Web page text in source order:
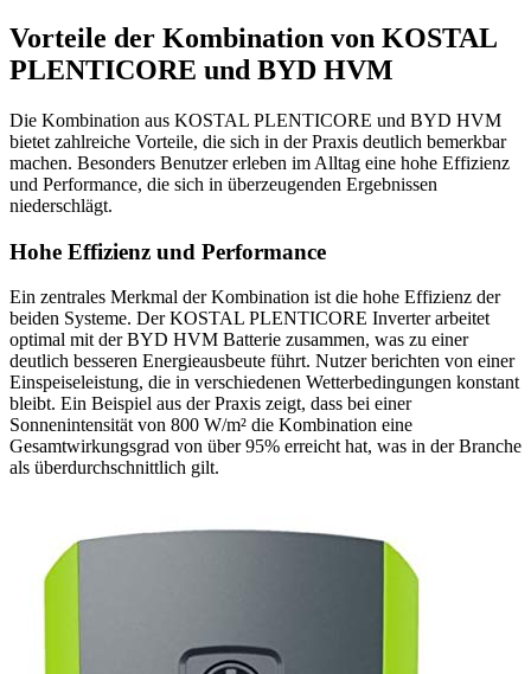
Vorteile der Kombination von KOSTAL
PLENTICORE und BYD HVM
Die Kombination aus KOSTAL PLENTICORE und BYD HVM
bietet zahlreiche Vorteile, die sich in der Praxis deutlich bemerkbar
machen. Besonders Benutzer erleben im Alltag eine hohe Effizienz
und Performance, die sich in überzeugenden Ergebnissen
niederschlägt.
Hohe Effizienz und Performance
Ein zentrales Merkmal der Kombination ist die hohe Effizienz der
beiden Systeme. Der KOSTAL PLENTICORE Inverter arbeitet
optimal mit der BYD HVM Batterie zusammen, was zu einer
deutlich besseren Energieausbeute führt. Nutzer berichten von einer
Einspeiseleistung, die in verschiedenen Wetterbedingungen konstant
bleibt. Ein Beispiel aus der Praxis zeigt, dass bei einer
Sonnenintensität von 800 W/m² die Kombination eine
Gesamtwirkungsgrad von über 95% erreicht hat, was in der Branche
als überdurchschnittlich gilt.